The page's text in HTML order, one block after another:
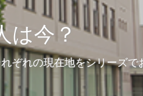
は今？
ぞれの現在地をシリーズで